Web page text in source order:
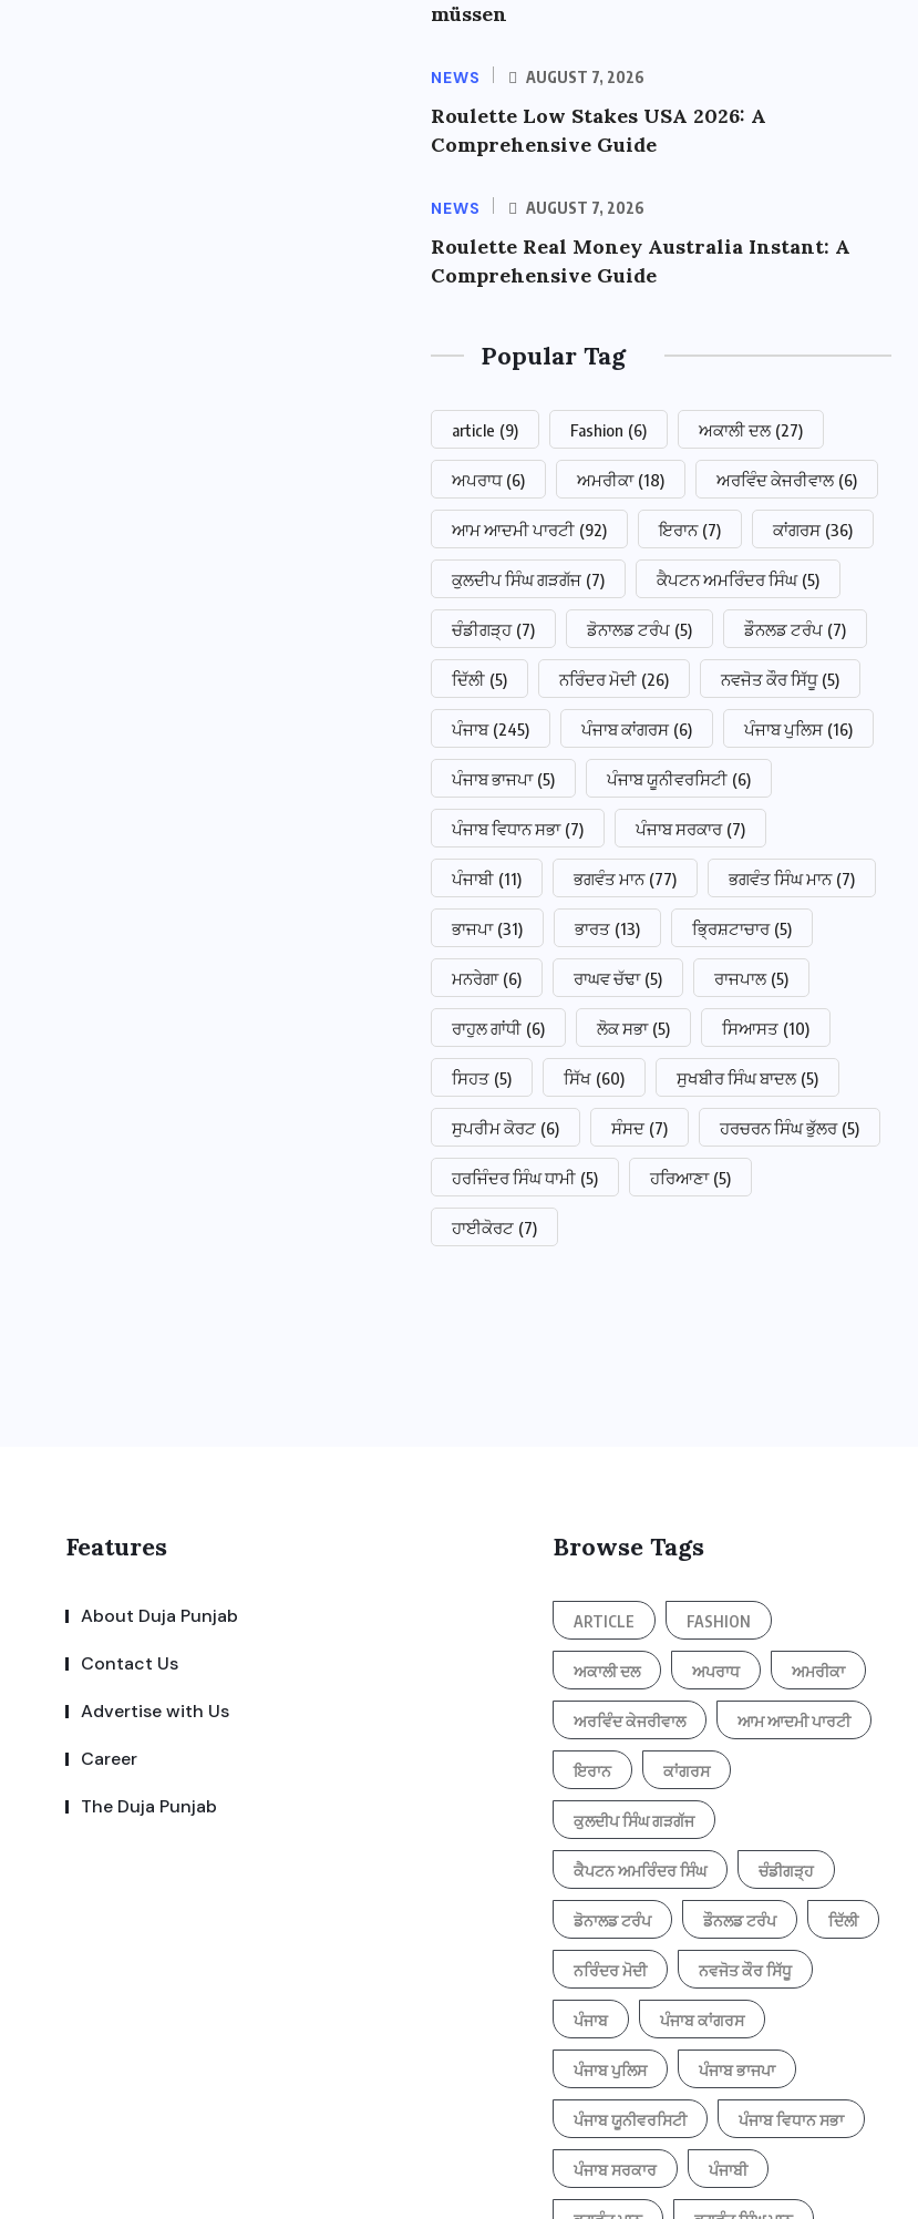
müssen
NEWS AUGUST 7, 2026
Roulette Low Stakes USA 2026: A
Comprehensive Guide
NEWS AUGUST 7, 2026
Roulette Real Money Australia Instant: A
Comprehensive Guide
Popular Tag
article (9) Fashion (6) ਅਕਾਲੀ ਦਲ (27)
ਅਪਰਾਧ (6) ਅਮਰੀਕਾ (18) ਅਰਵਿੰਦ ਕੇਜਰੀਵਾਲ (6)
ਆਮ ਆਦਮੀ ਪਾਰਟੀ (92) ਇਰਾਨ (7) ਕਾਂਗਰਸ (36)
ਕੁਲਦੀਪ ਸਿੰਘ ਗੜਗੱਜ (7) ਕੈਪਟਨ ਅਮਰਿੰਦਰ ਸਿੰਘ (5)
ਚੰਡੀਗੜ੍ਹ (7) ਡੋਨਾਲਡ ਟਰੰਪ (5) ਡੌਨਲਡ ਟਰੰਪ (7)
ਦਿੱਲੀ (5) ਨਰਿੰਦਰ ਮੋਦੀ (26) ਨਵਜੋਤ ਕੌਰ ਸਿੱਧੂ (5)
ਪੰਜਾਬ (245) ਪੰਜਾਬ ਕਾਂਗਰਸ (6) ਪੰਜਾਬ ਪੁਲਿਸ (16)
ਪੰਜਾਬ ਭਾਜਪਾ (5) ਪੰਜਾਬ ਯੂਨੀਵਰਸਿਟੀ (6)
ਪੰਜਾਬ ਵਿਧਾਨ ਸਭਾ (7) ਪੰਜਾਬ ਸਰਕਾਰ (7)
ਪੰਜਾਬੀ (11) ਭਗਵੰਤ ਮਾਨ (77) ਭਗਵੰਤ ਸਿੰਘ ਮਾਨ (7)
ਭਾਜਪਾ (31) ਭਾਰਤ (13) ਭ੍ਰਿਸ਼ਟਾਚਾਰ (5)
ਮਨਰੇਗਾ (6) ਰਾਘਵ ਚੱਢਾ (5) ਰਾਜਪਾਲ (5)
ਰਾਹੁਲ ਗਾਂਧੀ (6) ਲੋਕ ਸਭਾ (5) ਸਿਆਸਤ (10)
ਸਿਹਤ (5) ਸਿੱਖ (60) ਸੁਖਬੀਰ ਸਿੰਘ ਬਾਦਲ (5)
ਸੁਪਰੀਮ ਕੋਰਟ (6) ਸੰਸਦ (7) ਹਰਚਰਨ ਸਿੰਘ ਭੁੱਲਰ (5)
ਹਰਜਿੰਦਰ ਸਿੰਘ ਧਾਮੀ (5) ਹਰਿਆਣਾ (5)
ਹਾਈਕੋਰਟ (7)
Features
About Duja Punjab
Contact Us
Advertise with Us
Career
The Duja Punjab
Browse Tags
ARTICLE FASHION
ਅਕਾਲੀ ਦਲ ਅਪਰਾਧ ਅਮਰੀਕਾ
ਅਰਵਿੰਦ ਕੇਜਰੀਵਾਲ ਆਮ ਆਦਮੀ ਪਾਰਟੀ
ਇਰਾਨ ਕਾਂਗਰਸ
ਕੁਲਦੀਪ ਸਿੰਘ ਗੜਗੱਜ
ਕੈਪਟਨ ਅਮਰਿੰਦਰ ਸਿੰਘ ਚੰਡੀਗੜ੍ਹ
ਡੋਨਾਲਡ ਟਰੰਪ ਡੌਨਲਡ ਟਰੰਪ ਦਿੱਲੀ
ਨਰਿੰਦਰ ਮੋਦੀ ਨਵਜੋਤ ਕੌਰ ਸਿੱਧੂ
ਪੰਜਾਬ ਪੰਜਾਬ ਕਾਂਗਰਸ
ਪੰਜਾਬ ਪੁਲਿਸ ਪੰਜਾਬ ਭਾਜਪਾ
ਪੰਜਾਬ ਯੂਨੀਵਰਸਿਟੀ ਪੰਜਾਬ ਵਿਧਾਨ ਸਭਾ
ਪੰਜਾਬ ਸਰਕਾਰ ਪੰਜਾਬੀ